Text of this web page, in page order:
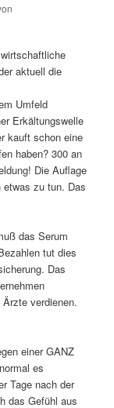
aktuell die
Umfeld
Erkältungswelle
kauft schon eine
haben? 300 an
Die Auflage
etwas zu tun. Das
das Serum
tut dies
Das
verdienen.
einer GANZ
es
Tage nach der
das Gefühl aus